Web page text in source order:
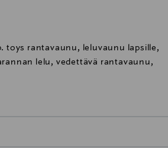
toys rantavaunu, leluvaunu lapsille,
lelu, vedettävä rantavaunu,